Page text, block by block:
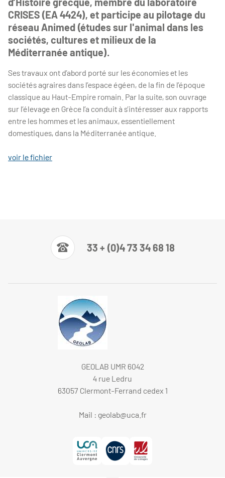
CRISES (EA 4424), et participe au pilotage du
réseau Animed (études sur l'animal dans les
sociétés, cultures et milieux de la
Méditerranée antique).
Ses travaux ont d’abord porté sur les économies et les
sociétés agraires dans l’espace égéen, de la fin de l’époque
classique au Haut-Empire romain. Par la suite, son ouvrage
sur l’élevage en Grèce l’a conduit à s’intéresser aux rapports
entre les hommes et les animaux, essentiellement
domestiques, dans la Méditerranée antique.
voir le fichier
33 + (0)4 73 34 68 18
GEOLAB UMR 6042
4 rue Ledru
63057 Clermont-Ferrand cedex 1
Mail : geolab@uca.fr